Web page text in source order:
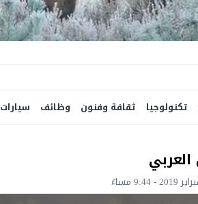
تكنولوجيا ثقافة وفنون وظائف سيارات